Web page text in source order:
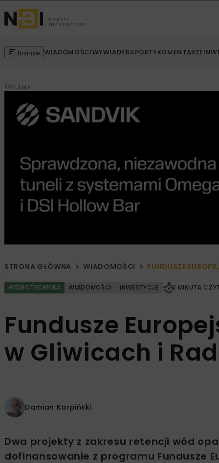
Branże WIADOMOŚCIWYWIADYRAPORTYKOMENTARZE
REKLAMA
STRONA GŁÓWNA WIADOMOŚCI FUNDUSZE
HYDROTECHNIKA WIADOMOŚCI INWESTYCJE 1 MINUTA
Fundusze
w Gliwicach i
Damian Karpiński
Dwa projekty z zakresu retencji wód
dofinansowanie z programu Fundusze